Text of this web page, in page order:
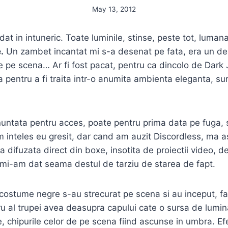
May 13, 2012
in intuneric. Toate luminile, stinse, peste tot,
Un zambet incantat mi s-a desenat pe fata, era un
scena… Ar fi fost pacat, pentru ca dincolo de
a fi traita intr-o anumita ambienta eleganta,
pentru acces, poate pentru prima data pe
inteles eu gresit, dar cand am auzit Discordless, ma
difuzata direct din boxe, insotita de proiectii video,
am dat seama destul de tarziu de starea de fapt.
negre s-au strecurat pe scena si au inceput,
al trupei avea deasupra capului cate o sursa de
chipurile celor de pe scena fiind ascunse in umbra.